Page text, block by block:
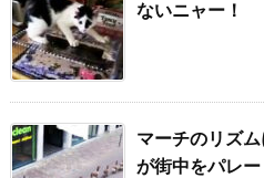
ないニャー！
マーチのリズ
が街中をパレー